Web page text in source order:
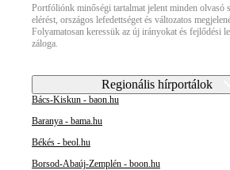
Portfóliónk minőségi tartalmat jelent minden olvasó
elérést, országos lefedettséget és változatos
Folyamatosan keressük az új irányokat és fejlődési
záloga.
Regionális hírportálok
Bács-Kiskun - baon.hu
Baranya - bama.hu
Békés - beol.hu
Borsod-Abaúj-Zemplén - boon.hu